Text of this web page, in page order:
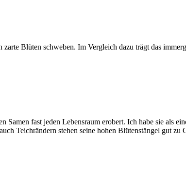
zarte Blüten schweben. Im Vergleich dazu trägt das
fast jeden Lebensraum erobert. Ich habe sie als
Teichrändern stehen seine hohen Blütenstängel gut zu